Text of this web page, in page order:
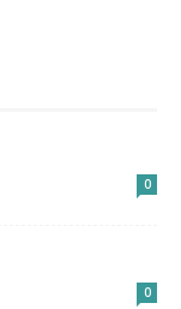
0
0